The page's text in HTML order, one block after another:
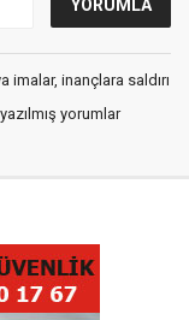
inançlara saldırı
yorumlar